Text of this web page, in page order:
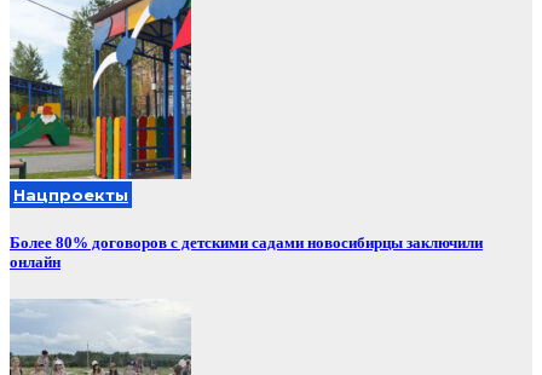
Нацпроекты
Более 80% договоров с детскими садами новосибирцы заключили
онлайн